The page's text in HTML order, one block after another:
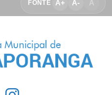
FONTE A+ A- A